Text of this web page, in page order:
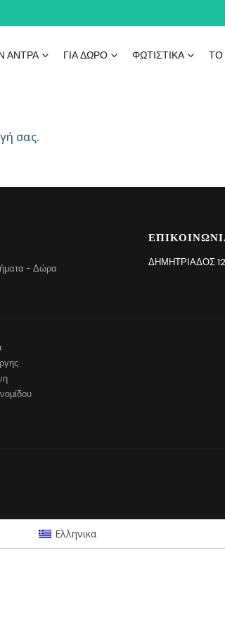
ΑΝΤΡΑ ΓΙΑ ΔΏΡΟ ΦΩΤΙΣΤΙΚΆ
ΤΟ
σας.
- Δώρα
ΔΗΜΗΤΡΙΆΔΟΣ
Ελληνικα